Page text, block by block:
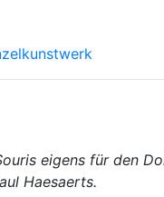
eigens für den
Haesaerts.